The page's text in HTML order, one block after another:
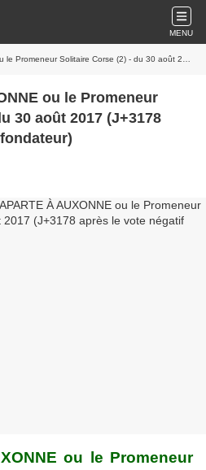
MENU
Corse (2) - du 30 août 2017 (J+3178 après le vote négatif fondateur)
ou le Promeneur
30 août 2017 (J+3178
ou le Promeneur